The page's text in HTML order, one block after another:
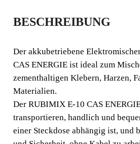
RUBIMIX E-
ENERGIE
AKKU
Der akkubetriebene
ENERGIE ist ideal zum Mischen
BESCHREIBUNG
Der akkubetriebene
CAS ENERGIE ist ideal zum
zementhaltigen Klebern, Harzen,
Materialien.
Der RUBIMIX E-10 CAS
transportieren, handlich und
einer Steckdose abhängig ist, und